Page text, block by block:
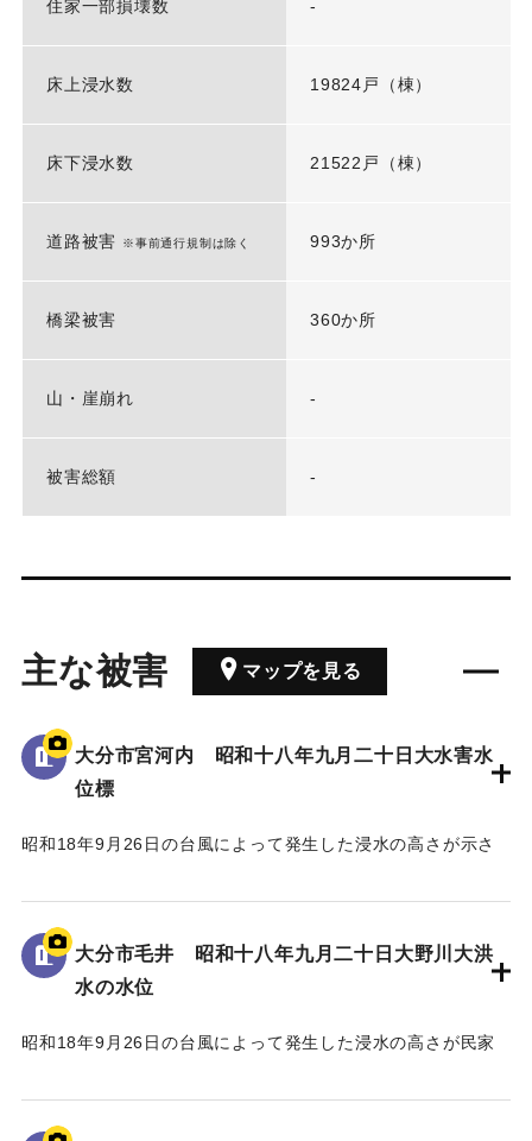
住家一部損壊数 -
床上浸水数 19824戸（棟）
床下浸水数 21522戸（棟）
道路被害 ※事前通行規制は除く 993か所
橋梁被害 360か所
山・崖崩れ -
被害総額 -
主な被害 マップを見る
大分市宮河内 昭和十八年九月二十日大水害水
位標
昭和18年9月26日の台風によって発生した浸水の高さが示さ
水位は看板の上にある水平の棒の位置であり、地面から3.5 m
の高さがある。
｜固有コード:00481082
大分市毛井 昭和十八年九月二十日大野川大洪
水の水位
昭和18年9月26日の台風によって発生した浸水の高さが民家
水位は地面から3.5 mの位置に示されている。